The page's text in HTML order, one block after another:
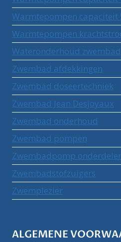
Warmtepompen capaciteit
Warmtepompen
Wateronderhoud zwembad
Zwembad afdekkingen
Zwembad doseertechniek
Zwembad Jean Desjoyaux
Zwembad onderhoud
Zwembad pompen
Zwembadpomp
Zwembadstofzuigers
Zwemplezier
ALGEMENE